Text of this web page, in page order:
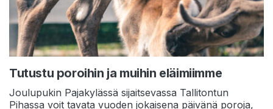
Tutustu poroihin ja muihin eläimiimme
Joulupukin Pajakylässä sijaitsevassa Tallitontun
Pihassa voit tavata vuoden jokaisena päivänä poroja,